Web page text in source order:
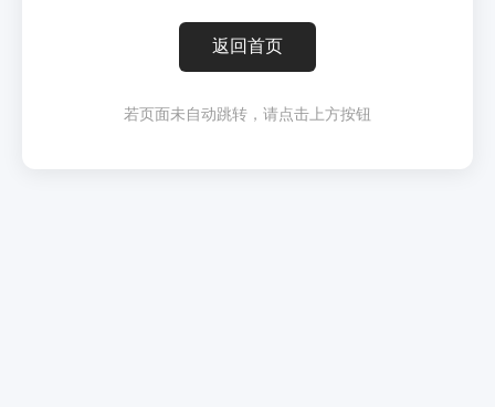
返回首页
若页面未自动跳转，请点击上方按钮